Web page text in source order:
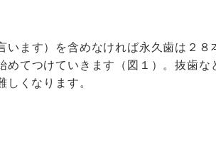
います）を含めなければ永久歯は２
めてつけていきます（図１）。抜歯
しくなります。